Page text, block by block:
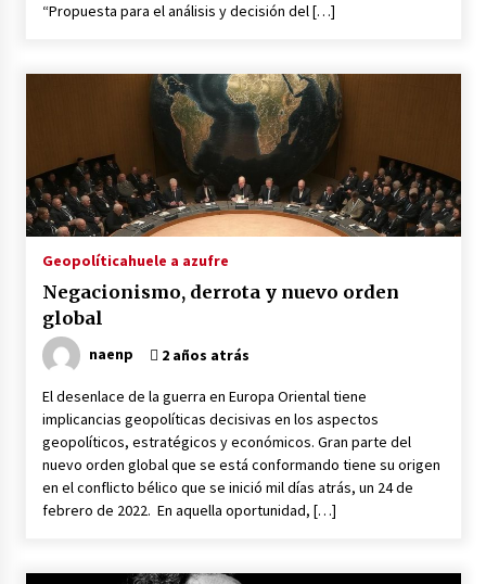
“Propuesta para el análisis y decisión del […]
Geopolíticahuele a azufre
Negacionismo, derrota y nuevo orden
global
naenp 2 años atrás
El desenlace de la guerra en Europa Oriental tiene
implicancias geopolíticas decisivas en los aspectos
geopolíticos, estratégicos y económicos. Gran parte del
nuevo orden global que se está conformando tiene su origen
en el conflicto bélico que se inició mil días atrás, un 24 de
febrero de 2022. En aquella oportunidad, […]